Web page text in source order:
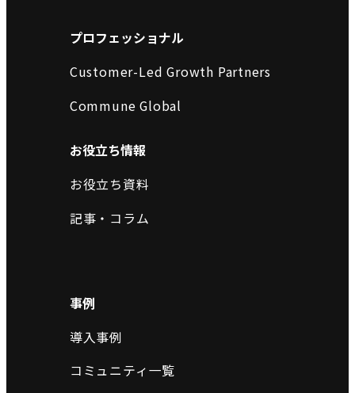
プロフェッショナル
Customer-Led Growth Partners
Commune Global
お役立ち情報
お役立ち資料
記事・コラム
事例
導入事例
コミュニティ一覧